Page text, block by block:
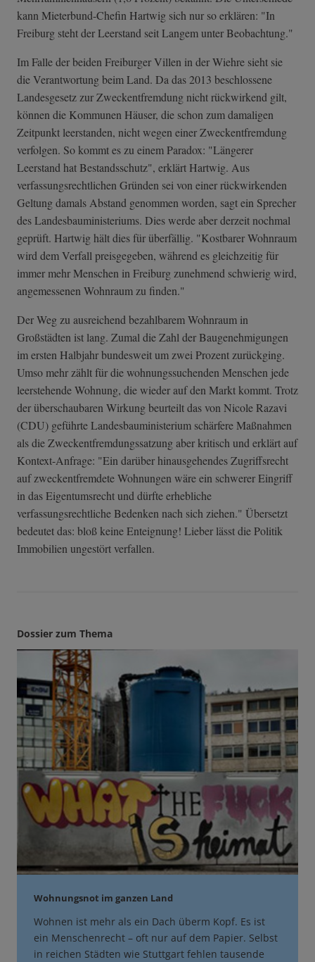
kann Mieterbund-Chefin Hartwig sich nur so erklären: "In
Freiburg steht der Leerstand seit Langem unter Beobachtung."
Im Falle der beiden Freiburger Villen in der Wiehre sieht sie
die Verantwortung beim Land. Da das 2013 beschlossene
Landesgesetz zur Zweckentfremdung nicht rückwirkend gilt,
können die Kommunen Häuser, die schon zum damaligen
Zeitpunkt leerstanden, nicht wegen einer Zweckentfremdung
verfolgen. So kommt es zu einem Paradox: "Längerer
Leerstand hat Bestandsschutz", erklärt Hartwig. Aus
verfassungsrechtlichen Gründen sei von einer rückwirkenden
Geltung damals Abstand genommen worden, sagt ein Sprecher
des Landesbauministeriums. Dies werde aber derzeit nochmal
geprüft. Hartwig hält dies für überfällig. "Kostbarer Wohnraum
wird dem Verfall preisgegeben, während es gleichzeitig für
immer mehr Menschen in Freiburg zunehmend schwierig wird,
angemessenen Wohnraum zu finden."
Der Weg zu ausreichend bezahlbarem Wohnraum in
Großstädten ist lang. Zumal die Zahl der Baugenehmigungen
im ersten Halbjahr bundesweit um zwei Prozent zurückging.
Umso mehr zählt für die wohnungssuchenden Menschen jede
leerstehende Wohnung, die wieder auf den Markt kommt. Trotz
der überschaubaren Wirkung beurteilt das von Nicole Razavi
(CDU) geführte Landesbauministerium schärfere Maßnahmen
als die Zweckentfremdungssatzung aber kritisch und erklärt auf
Kontext-Anfrage: "Ein darüber hinausgehendes Zugriffsrecht
auf zweckentfremdete Wohnungen wäre ein schwerer Eingriff
in das Eigentumsrecht und dürfte erhebliche
verfassungsrechtliche Bedenken nach sich ziehen." Übersetzt
bedeutet das: bloß keine Enteignung! Lieber lässt die Politik
Immobilien ungestört verfallen.
Dossier zum Thema
Wohnungsnot im ganzen Land
Wohnen ist mehr als ein Dach überm Kopf. Es ist
ein Menschenrecht – oft nur auf dem Papier. Selbst
in reichen Städten wie Stuttgart fehlen tausende